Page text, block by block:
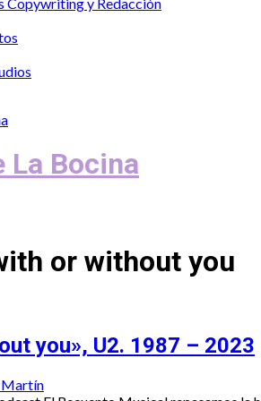
La Bocina
or without you
you», U2. 1987 – 2023